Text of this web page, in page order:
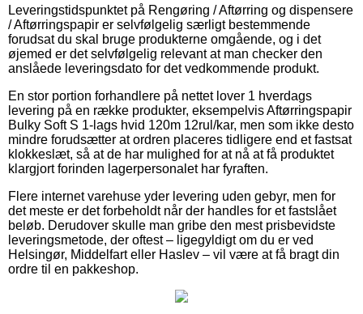
Leveringstidspunktet på Rengøring / Aftørring og dispensere
/ Aftørringspapir er selvfølgelig særligt bestemmende
forudsat du skal bruge produkterne omgående, og i det
øjemed er det selvfølgelig relevant at man checker den
anslåede leveringsdato for det vedkommende produkt.
En stor portion forhandlere på nettet lover 1 hverdags
levering på en række produkter, eksempelvis Aftørringspapir
Bulky Soft S 1-lags hvid 120m 12rul/kar, men som ikke desto
mindre forudsætter at ordren placeres tidligere end et fastsat
klokkeslæt, så at de har mulighed for at nå at få produktet
klargjort forinden lagerpersonalet har fyraften.
Flere internet varehuse yder levering uden gebyr, men for
det meste er det forbeholdt når der handles for et fastslået
beløb. Derudover skulle man gribe den mest prisbevidste
leveringsmetode, der oftest – ligegyldigt om du er ved
Helsingør, Middelfart eller Haslev – vil være at få bragt din
ordre til en pakkeshop.